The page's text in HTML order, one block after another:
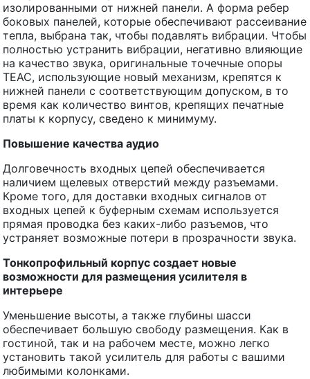
изолированными от нижней панели. А форма ребер
боковых панелей, которые обеспечивают рассеивание
тепла, выбрана так, чтобы подавлять вибрации. Чтобы
полностью устранить вибрации, негативно влияющие
на качество звука, оригинальные точечные опоры
TEAC, использующие новый механизм, крепятся к
нижней панели с соответствующим допуском, в то
время как количество винтов, крепящих печатные
платы к корпусу, сведено к минимуму.
Повышение качества аудио
Долговечность входных цепей обеспечивается
наличием щелевых отверстий между разъемами.
Кроме того, для доставки входных сигналов от
входных цепей к буферным схемам используется
прямая проводка без каких-либо разъемов, что
устраняет возможные потери в прозрачности звука.
Тонкопрофильный корпус создает новые
возможности для размещения усилителя в
интерьере
Уменьшение высоты, а также глубины шасси
обеспечивает большую свободу размещения. Как в
гостиной, так и на рабочем месте, можно легко
установить такой усилитель для работы с вашими
любимыми колонками.